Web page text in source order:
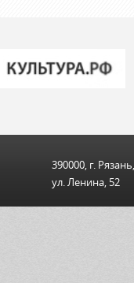
390000, г. Рязань,
ул. Ленина, 52